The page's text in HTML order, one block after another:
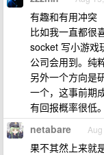
有趣和有用冲突
比如我一直都很
socket 写小游戏
公司会用到。纯
另外一个方向是
一个，这事前期
有回报概率很低。
netabare
果不其然上来就